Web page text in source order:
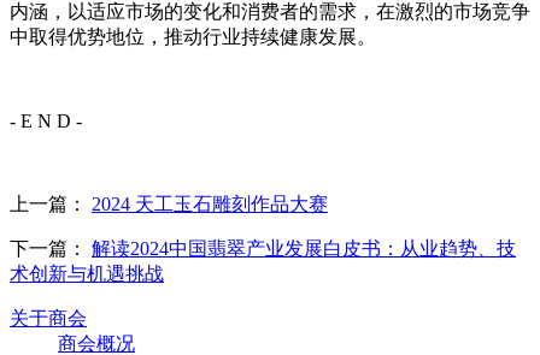
内涵，以适应市场的变化和消费者的需求，在激烈的市场竞争
中取得优势地位，推动行业持续健康发展。
- E N D -
上一篇： 2024 天工玉石雕刻作品大赛
下一篇： 解读2024中国翡翠产业发展白皮书：从业趋势、技
术创新与机遇挑战
关于商会
商会概况